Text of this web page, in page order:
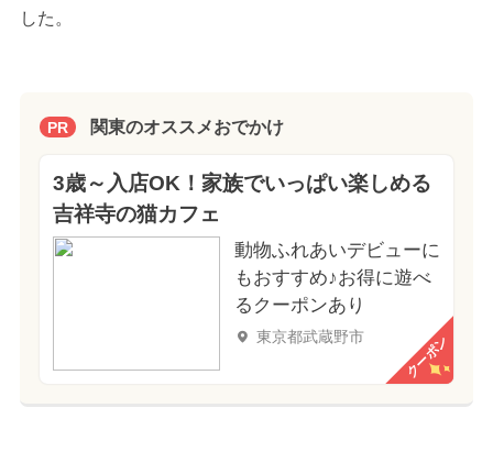
した。
PR 関東のオススメおでかけ
3歳～入店OK！家族でいっぱい楽しめる
吉祥寺の猫カフェ
動物ふれあいデビューに
もおすすめ♪お得に遊べ
るクーポンあり
東京都武蔵野市 クーポン